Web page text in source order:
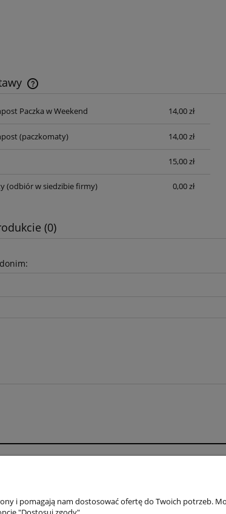
Cena nie zawiera ewentualnych kosztów
Paczka w Weekend 14,00 zł
(paczkomaty) 14,00 zł
15,00 zł
(odbiór w siedzibie firmy) 0,00 zł
(0)
Formy płatności
Polityka
i pomagają nam dostosować ofertę do Twoich potrzeb.